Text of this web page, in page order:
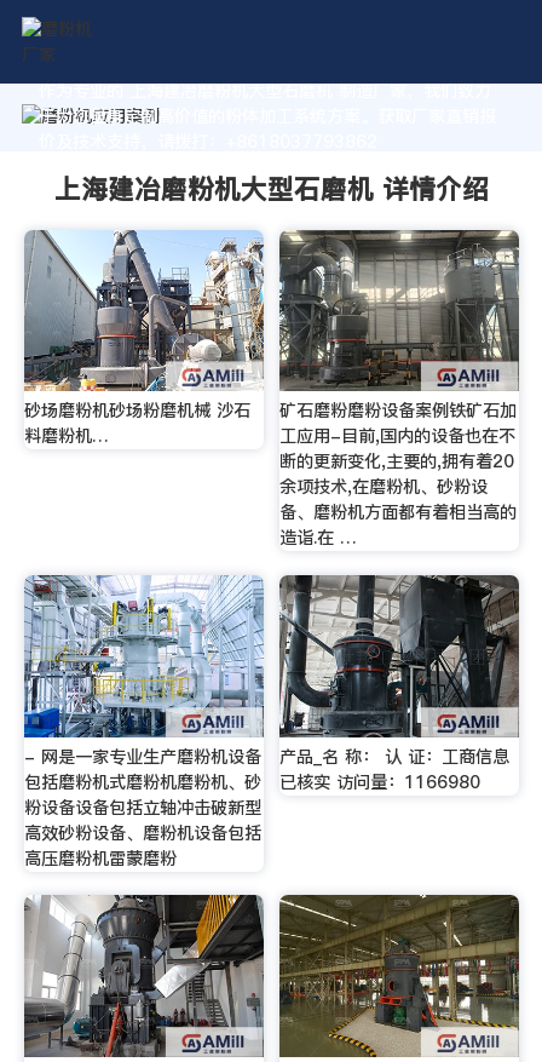
作为专业的 上海建冶磨粉机大型石磨机 制造厂家，我们致力
于为您量身定制高价值的粉体加工系统方案。获取厂家直销报
上海建冶磨粉机大型石磨机 详情介绍
砂场磨粉机砂场粉磨机械 沙石
料磨粉机…
矿石磨粉磨粉设备案例铁矿石加
工应用-目前,国内的设备也在不
断的更新变化,主要的,拥有着20
余项技术,在磨粉机、砂粉设
备、磨粉机方面都有着相当高的
造诣.在 …
- 网是一家专业生产磨粉机设备
包括磨粉机式磨粉机磨粉机、砂
粉设备设备包括立轴冲击破新型
高效砂粉设备、磨粉机设备包括
高压磨粉机雷蒙磨粉
产品_名 称： 认 证：工商信息
已核实 访问量：1166980